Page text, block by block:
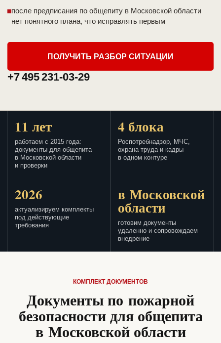
после предписания по общепиту в Московской области
нет понятного плана, что исправлять первым
ПОЛУЧИТЬ РАЗБОР СИТУАЦИИ
+7 495 231-03-29
11 лет
работаем с 2015 года:
документы для общепита
в Московской области
и проверки
4 блока
Роспотребнадзор, МЧС,
охрана труда и кадры
в одном контуре
2026
актуализируем комплекты
под действующие
требования
в Московской
области
готовим документы
удаленно и сопровождаем
внедрение
КОМПЛЕКТ ДОКУМЕНТОВ
Документы по пожарной
безопасности для общепита
в Московской области